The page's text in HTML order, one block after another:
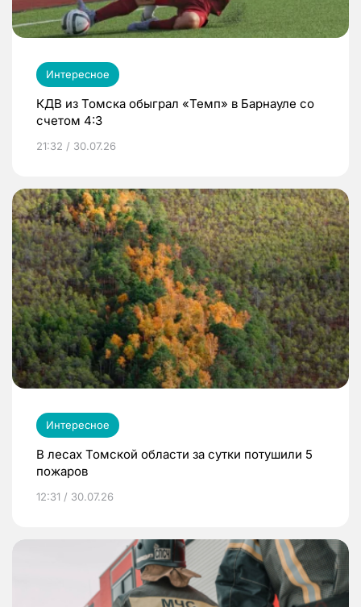
Интересное
КДВ из Томска обыграл «Темп» в Барнауле со
счетом 4:3
21:32 / 30.07.26
Интересное
В лесах Томской области за сутки потушили 5
пожаров
12:31 / 30.07.26